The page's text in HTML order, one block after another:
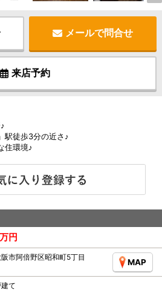
メールで問合せ
来店予約
駅徒歩3分の近さ♪
住環境♪
円
市阿倍野区昭和町5丁目
MAP
て